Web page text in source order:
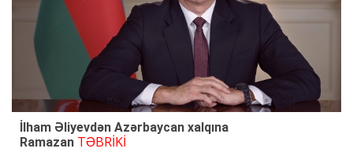
İlham Əliyevdən Azərbaycan xalqına
Ramazan TƏBRİKİ